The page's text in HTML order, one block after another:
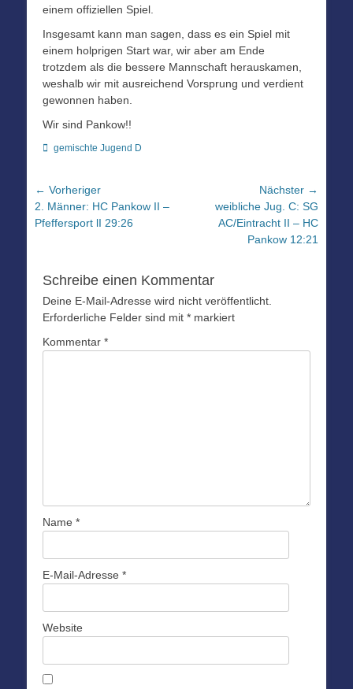
einem offiziellen Spiel.
Insgesamt kann man sagen, dass es ein Spiel mit
einem holprigen Start war, wir aber am Ende
trotzdem als die bessere Mannschaft herauskamen,
weshalb wir mit ausreichend Vorsprung und verdient
gewonnen haben.
Wir sind Pankow!!
Kategorien
gemischte Jugend D
Beitragsnavigation
← Vorheriger
Vorheriger
Beitrag:
2. Männer: HC Pankow II –
Pfeffersport lI 29:26
Nächster →
Nächsterweibliche Jug. C: SG
AC/Eintracht II – HC
Pankow 12:21
Schreibe einen Kommentar
Deine E-Mail-Adresse wird nicht veröffentlicht.
Erforderliche Felder sind mit * markiert
Kommentar *
Name *
E-Mail-Adresse *
Website